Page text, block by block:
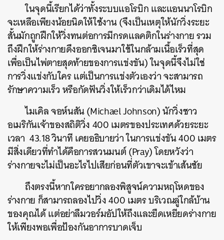
ในจุดนี้เรียกได้ว่าทั้งระบบแอโรบิก และแอนนาโรบิก
จะเหลือเพียงน้อยนิดให้ใช้งาน (จึงเป็นเหตุให้นักวิ่งระยะ
สั้นมักถูกฝึกให้วิ่งทนต่อการมีกรดแลคติกในร่างกาย รวม
ถึงฝึกให้ร่างกายดึงออกซิเจนมาใช้ในกล้ามเนื้อเร็วที่สุด
เพื่อเป็นไพ่ตายสุดท้ายของการแข่งขัน) ในจุดนี้จึงไม่ใช่
การวิ่งแข่งกับใคร แต่เป็นการแข่งตัวเองว่า จะสามารถ
รักษาความเร็ว หรือกัดฟันวิ่งให้เร็วกว่าเดิมได้ไหม
ไมเคิล จอห์นสัน (Michael Johnson) นักวิ่งชาว
อเมริกันเจ้าของสถิติวิ่ง 400 เมตรของประเทศด้วยระยะ
เวลา 43.18 วินาที เคยอธิบายว่า ในการแข่งขัน 400 เมตร
มีสิ่งเดียวที่ทำได้คือการสวนมนต์ (Pray) โดยหวังว่า
ร่างกายจะไม่เป็นอะไรไปเสียก่อนที่ตัวเขาจะเข้าเส้นชัย
ถึงตรงนี้หากใครอยากลองพิสูจน์ความหฤโหดของ
ร่างกาย ก็สามารถลองไปวิ่ง 400 เมตร บริเวณลู่ใกล้บ้าน
ของคุณได้ แต่อย่าลืมวอร์มอัปให้ถึงและยืดเหยียดร่างกาย
ให้เพียงพอเพื่อป้องกันอาการบาดเจ็บ